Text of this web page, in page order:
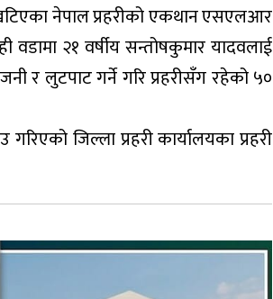
नेपाल प्रहरीको एकथान एसएलआर
२१ वर्षीय सन्तोषकुमार यादवलाई
र लुटपाट गर्ने गरि प्रहरीसँग रहेको ५०
जिल्ला प्रहरी कार्यालयका प्रहरी